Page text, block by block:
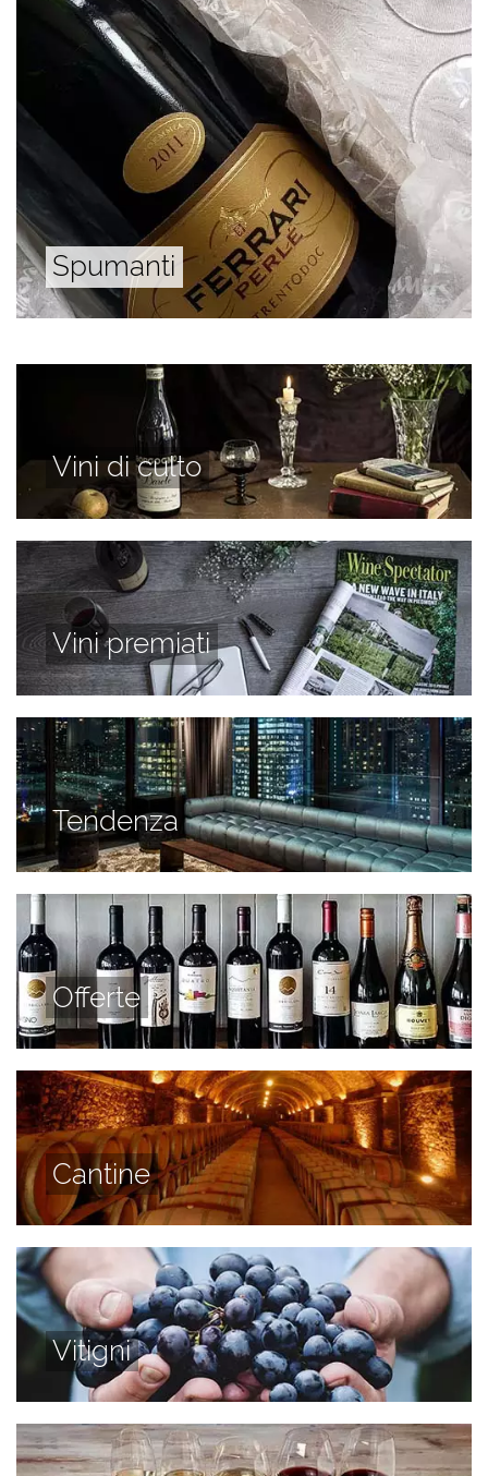
Spumanti
Vini di culto
Vini premiati
Tendenza
Offerte
Cantine
Vitigni